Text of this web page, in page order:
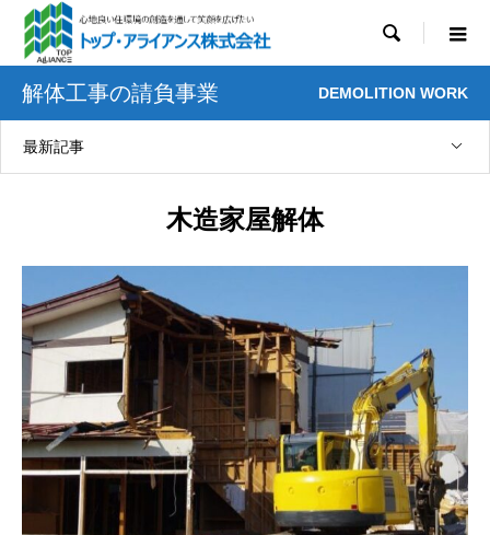

解体工事の請負事業 DEMOLITION WORK
最新記事
木造家屋解体